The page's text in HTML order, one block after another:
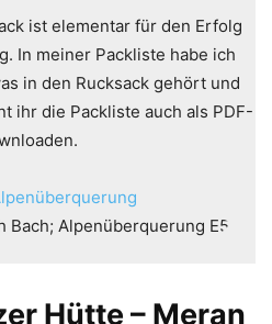
ist elementar für den Erfolg
In meiner Packliste habe ich
in den Rucksack gehört und
ihr die Packliste auch als PDF-
Hütte – Meran